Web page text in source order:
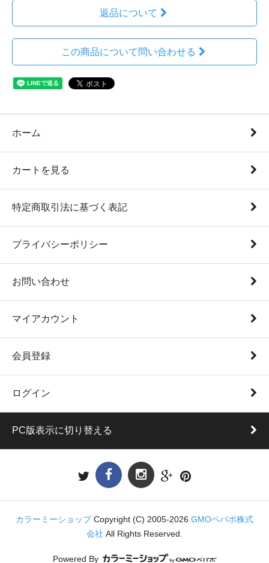
返品について
この商品について問い合わせる
ホーム
カートを見る
特定商取引法に基づく表記
プライバシーポリシー
お問い合わせ
マイアカウント
会員登録
ログイン
PC版表示に切り替える
カラーミーショップ Copyright (C) 2005-2026 GMOペパボ株式
会社 All Rights Reserved.
Powered By